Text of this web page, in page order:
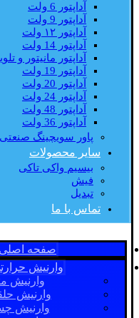
آداپتور 6 ولت
آداپتور 9 ولت
آداپتور ۱۲ ولت
آداپتور 14 ولت
آداپتور مانیتور و
آداپتور 19 ولت
آداپتور 20 ولت
آداپتور 24 ولت
آداپتور 48 ولت
آداپتور 36 ولت
پاور سویچینگ صنعتی
سایر محصولات
بیسیم واکی تاکی
فیش
تبدیل
تماس با ما
صفحه اصلی
وارنیش
وارنیش
وارنیش
وارنیش